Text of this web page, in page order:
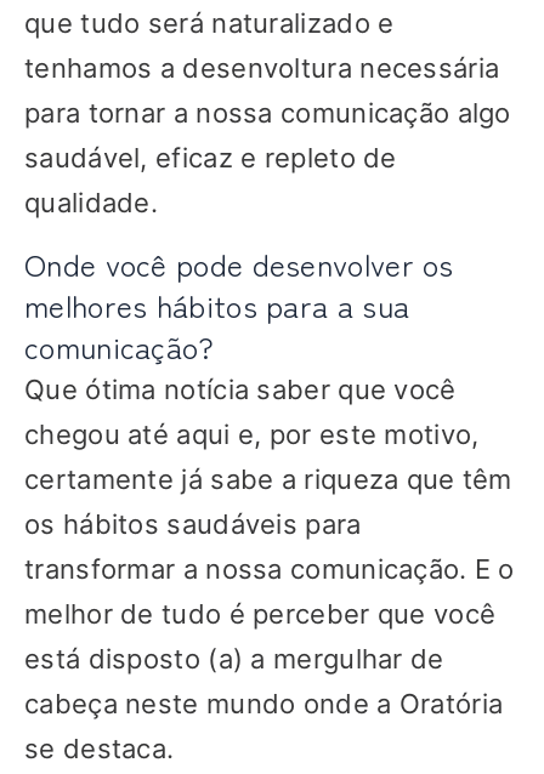
que tudo será naturalizado e
tenhamos a desenvoltura necessária
para tornar a nossa comunicação algo
saudável, eficaz e repleto de
qualidade.
Onde você pode desenvolver os
melhores hábitos para a sua
comunicação?
Que ótima notícia saber que você
chegou até aqui e, por este motivo,
certamente já sabe a riqueza que têm
os hábitos saudáveis para
transformar a nossa comunicação. E o
melhor de tudo é perceber que você
está disposto (a) a mergulhar de
cabeça neste mundo onde a Oratória
se destaca.